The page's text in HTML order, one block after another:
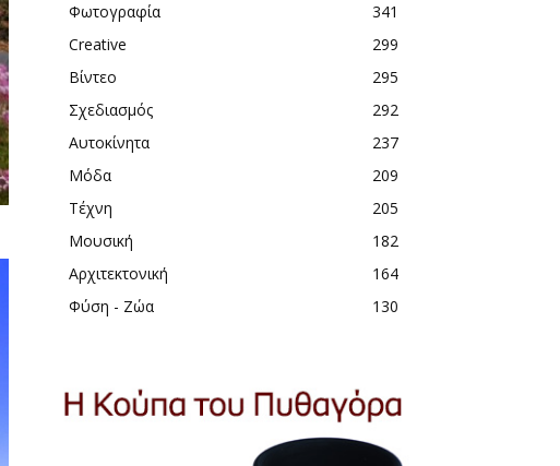
Φωτογραφία
341
Creative
299
Βίντεο
295
Σχεδιασμός
292
Αυτοκίνητα
237
Μόδα
209
Τέχνη
205
Μουσική
182
Αρχιτεκτονική
164
Φύση - Ζώα
130